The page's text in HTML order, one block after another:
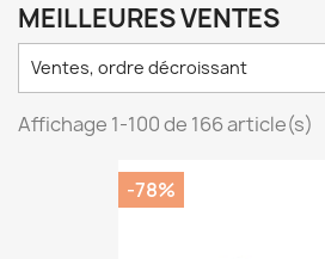
MEILLEURES VENTES
Ventes, ordre décroissant
Affichage 1-100 de 166 article(s)
-78%